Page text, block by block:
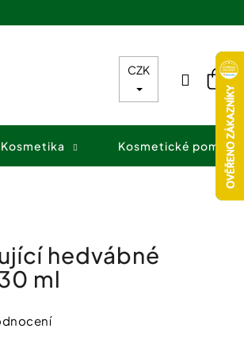
Kosmetika Kosmetické
CZK
hedvábné
ml